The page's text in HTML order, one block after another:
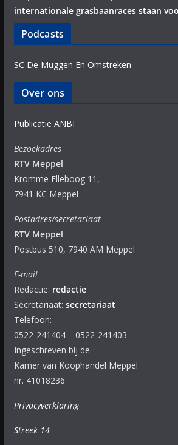
internationale grasbaanraces staan
Podcasts
SC De Muggen En Omstreken
Over ons
Publicatie ANBI
Bezoekadres
RTV Meppel
Kromme Elleboog 11,
7941 KC Meppel
Postadres/secretariaat
RTV Meppel
Postbus 510, 7940 AM Meppel
E-mail
Redactie: redactie
Secretariaat: secretariaat
Telefoon:
0522-241404 – 0522-241403
Ingeschreven bij de
Kamer van Koophandel Meppel
nr. 41018236
Privacyverklaring
Streek 14